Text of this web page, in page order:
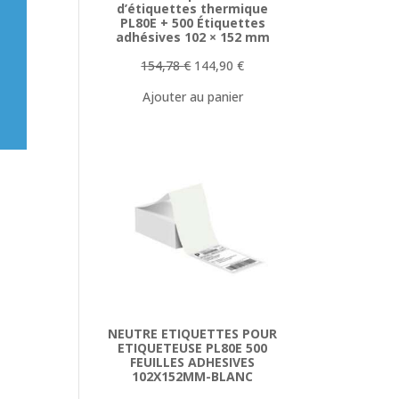
d’étiquettes thermique
PL80E + 500 Étiquettes
adhésives 102 × 152 mm
154,78€ Le
initial
144,90€Le
Ajouter au panier
NEUTRE ETIQUETTES POUR
ETIQUETEUSE PL80E 500
FEUILLES ADHESIVES
102X152MM-BLANC